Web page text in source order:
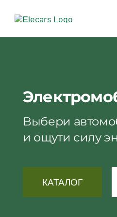
content
Выбери
и ощути силу
КАТАЛОГ